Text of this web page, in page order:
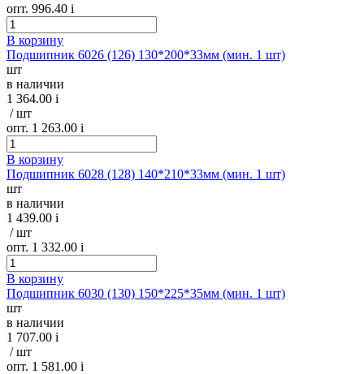
опт. 996.40 i
В корзину
Подшипник 6026 (126) 130*200*33мм (мин. 1 шт)
шт
в наличии
1 364.00 i
/ шт
опт. 1 263.00 i
В корзину
Подшипник 6028 (128) 140*210*33мм (мин. 1 шт)
шт
в наличии
1 439.00 i
/ шт
опт. 1 332.00 i
В корзину
Подшипник 6030 (130) 150*225*35мм (мин. 1 шт)
шт
в наличии
1 707.00 i
/ шт
опт. 1 581.00 i